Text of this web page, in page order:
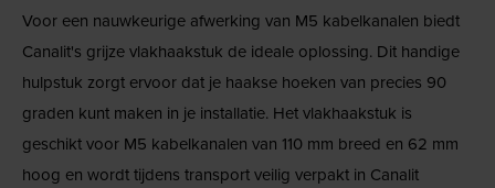
Voor een nauwkeurige afwerking van M5 kabelkanalen biedt
Canalit's grijze vlakhaakstuk de ideale oplossing. Dit handige
hulpstuk zorgt ervoor dat je haakse hoeken van precies 90
graden kunt maken in je installatie. Het vlakhaakstuk is
geschikt voor M5 kabelkanalen van 110 mm breed en 62 mm
hoog en wordt tijdens transport veilig verpakt in Canalit